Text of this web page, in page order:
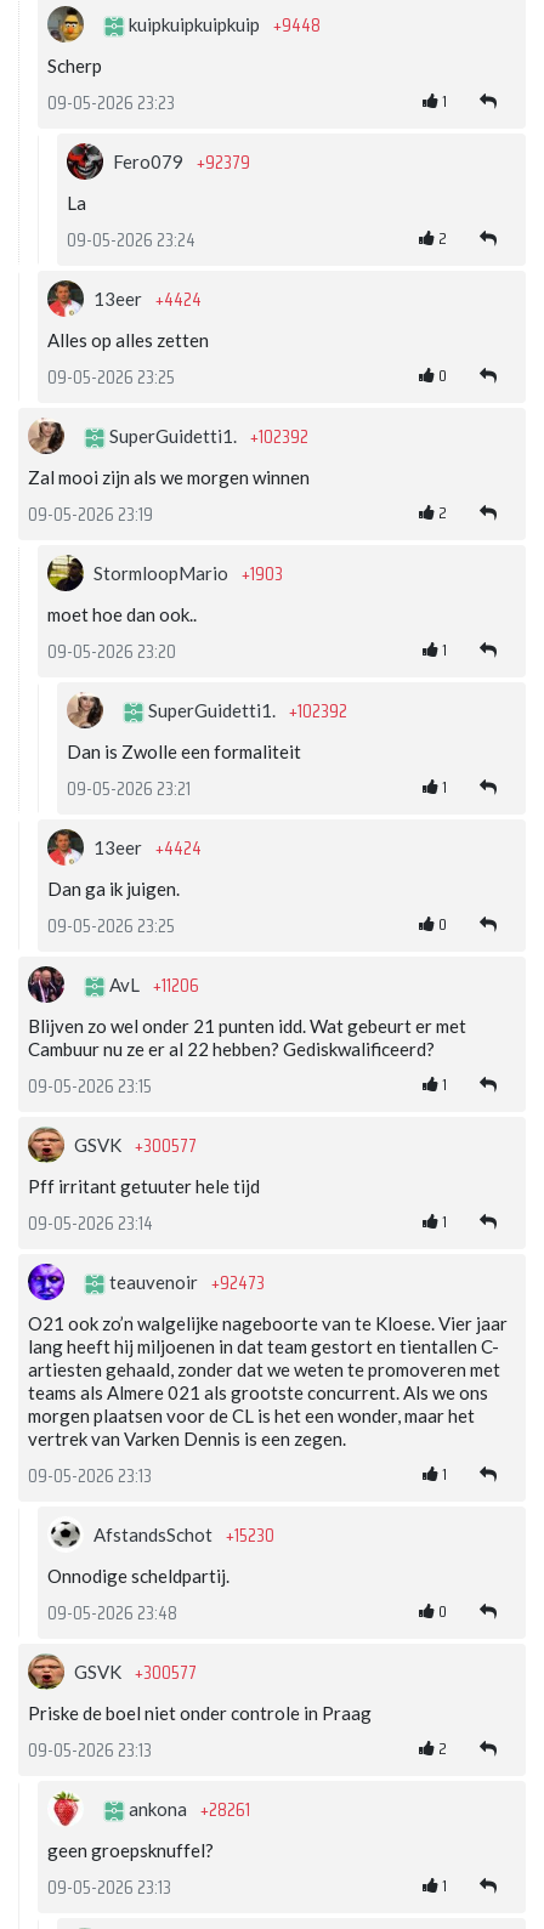
kuipkuipkuipkuip +9448
Scherp
09-05-2026 23:23 1
Fero079 +92379
La
09-05-2026 23:24 2
13eer +4424
Alles op alles zetten
09-05-2026 23:25 0
SuperGuidetti1. +102392
Zal mooi zijn als we morgen winnen
09-05-2026 23:19 2
StormloopMario +1903
moet hoe dan ook..
09-05-2026 23:20 1
SuperGuidetti1. +102392
Dan is Zwolle een formaliteit
09-05-2026 23:21 1
13eer +4424
Dan ga ik juigen.
09-05-2026 23:25 0
AvL +11206
Blijven zo wel onder 21 punten idd. Wat gebeurt er met
Cambuur nu ze er al 22 hebben? Gediskwalificeerd?
09-05-2026 23:15 1
GSVK +300577
Pff irritant getuuter hele tijd
09-05-2026 23:14 1
teauvenoir +92473
O21 ook zo’n walgelijke nageboorte van te Kloese. Vier jaar
lang heeft hij miljoenen in dat team gestort en tientallen C-
artiesten gehaald, zonder dat we weten te promoveren met
teams als Almere 021 als grootste concurrent. Als we ons
morgen plaatsen voor de CL is het een wonder, maar het
vertrek van Varken Dennis is een zegen.
09-05-2026 23:13 1
AfstandsSchot +15230
Onnodige scheldpartij.
09-05-2026 23:48 0
GSVK +300577
Priske de boel niet onder controle in Praag
09-05-2026 23:13 2
ankona +28261
geen groepsknuffel?
09-05-2026 23:13 1